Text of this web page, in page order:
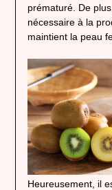
prématuré. De
nécessaire à la
maintient la peau
Heureusement, il